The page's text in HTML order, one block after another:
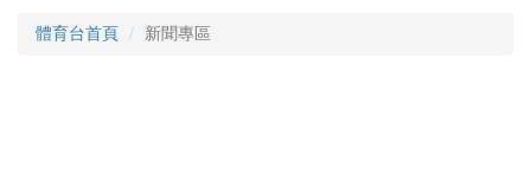
體育台首頁 新聞專區